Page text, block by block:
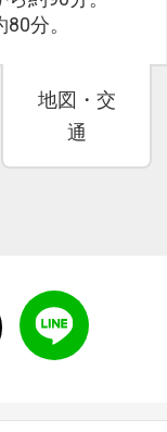
分。
地図・交
通